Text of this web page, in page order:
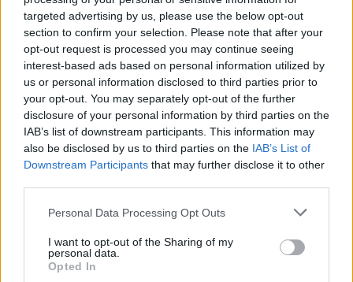
targeted advertising by us, please use the below opt-out
section to confirm your selection. Please note that after your
opt-out request is processed you may continue seeing
interest-based ads based on personal information utilized by
us or personal information disclosed to third parties prior to
your opt-out. You may separately opt-out of the further
disclosure of your personal information by third parties on the
IAB’s list of downstream participants. This information may
also be disclosed by us to third parties on the IAB’s List of
Downstream Participants that may further disclose it to other
Please note that this website/app uses one or more Google
not limited to your visit or usage behaviour. You may click to
grant or deny consent to Google and its third-party tags to
use your data for below specified purposes in below Google
Personal Data Processing Opt Outs
I want to opt-out of the Sharing of my
personal data.
Opted In
Ιδρυτές BioNTech: Σε 2-3 χρόνια θα έχουμε εμβόλια
O Ουγκούρ Σαχίν και η Οζλέμ Τουρετσί, οι
οποίοι δημιούργησαν το εμβόλιο της Pfizer, εξηγούν